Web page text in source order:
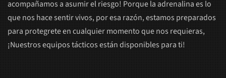
acompañamos a asumir el riesgo! Porque la adrenalina es lo
que nos hace sentir vivos, por esa razón, estamos preparados
para protegrete en cualquier momento que nos requieras,
¡Nuestros equipos tácticos están disponibles para ti!